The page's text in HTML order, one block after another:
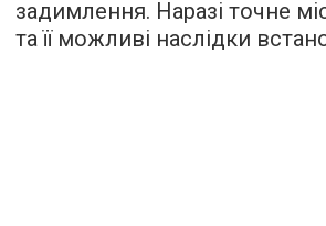
задимлення. Наразі точне
та її можливі наслідки